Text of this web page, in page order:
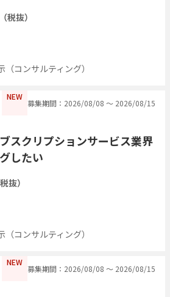
税抜）
コンサルティング）
NEW
募集期間：2026/08/08 〜 2026/08/15
スクリプションサービス業界
したい
抜）
コンサルティング）
NEW
募集期間：2026/08/08 〜 2026/08/15